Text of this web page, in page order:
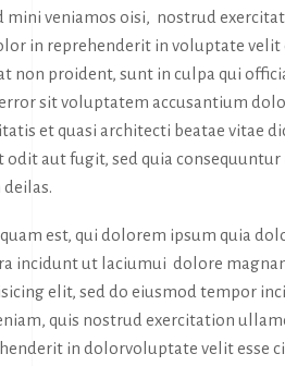
mini veniamos oisi, nostrud
in reprehenderit in voluptate
non proident, sunt in culpa qui
sit voluptatem accusantium
et quasi architecti beatae vitae
odit aut fugit, sed quia
deilas.
est, qui dolorem ipsum quia
incidunt ut laciumui dolore
elit, sed do eiusmod tempor
quis nostrud exercitation
in dolorvoluptate velit esse